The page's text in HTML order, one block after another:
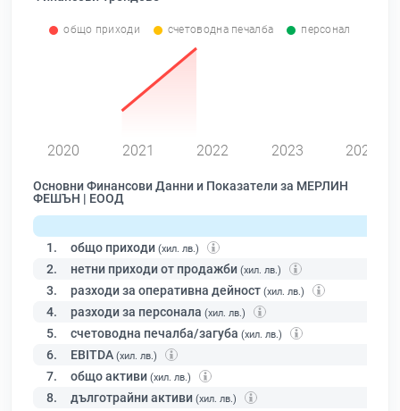
общо приходи счетоводна печалба персонал
2020 2021 2022 2023 2024
Основни Финансови Данни и Показатели за МЕРЛИН
ФЕШЪН | ЕООД
1. общо приходи (хил. лв.)
2. нетни приходи от продажби (хил. лв.)
3. разходи за оперативна дейност (хил. лв.)
4. разходи за персонала (хил. лв.)
5. счетоводна печалба/загуба (хил. лв.)
6. EBITDA (хил. лв.)
7. общо активи (хил. лв.)
8. дълготрайни активи (хил. лв.)